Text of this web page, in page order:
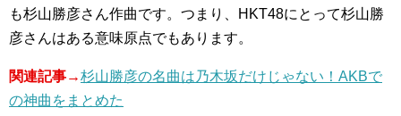
も杉山勝彦さん作曲です。つまり、HKT48にとって杉山勝
彦さんはある意味原点でもあります。
関連記事→杉山勝彦の名曲は乃木坂だけじゃない！AKBで
の神曲をまとめた